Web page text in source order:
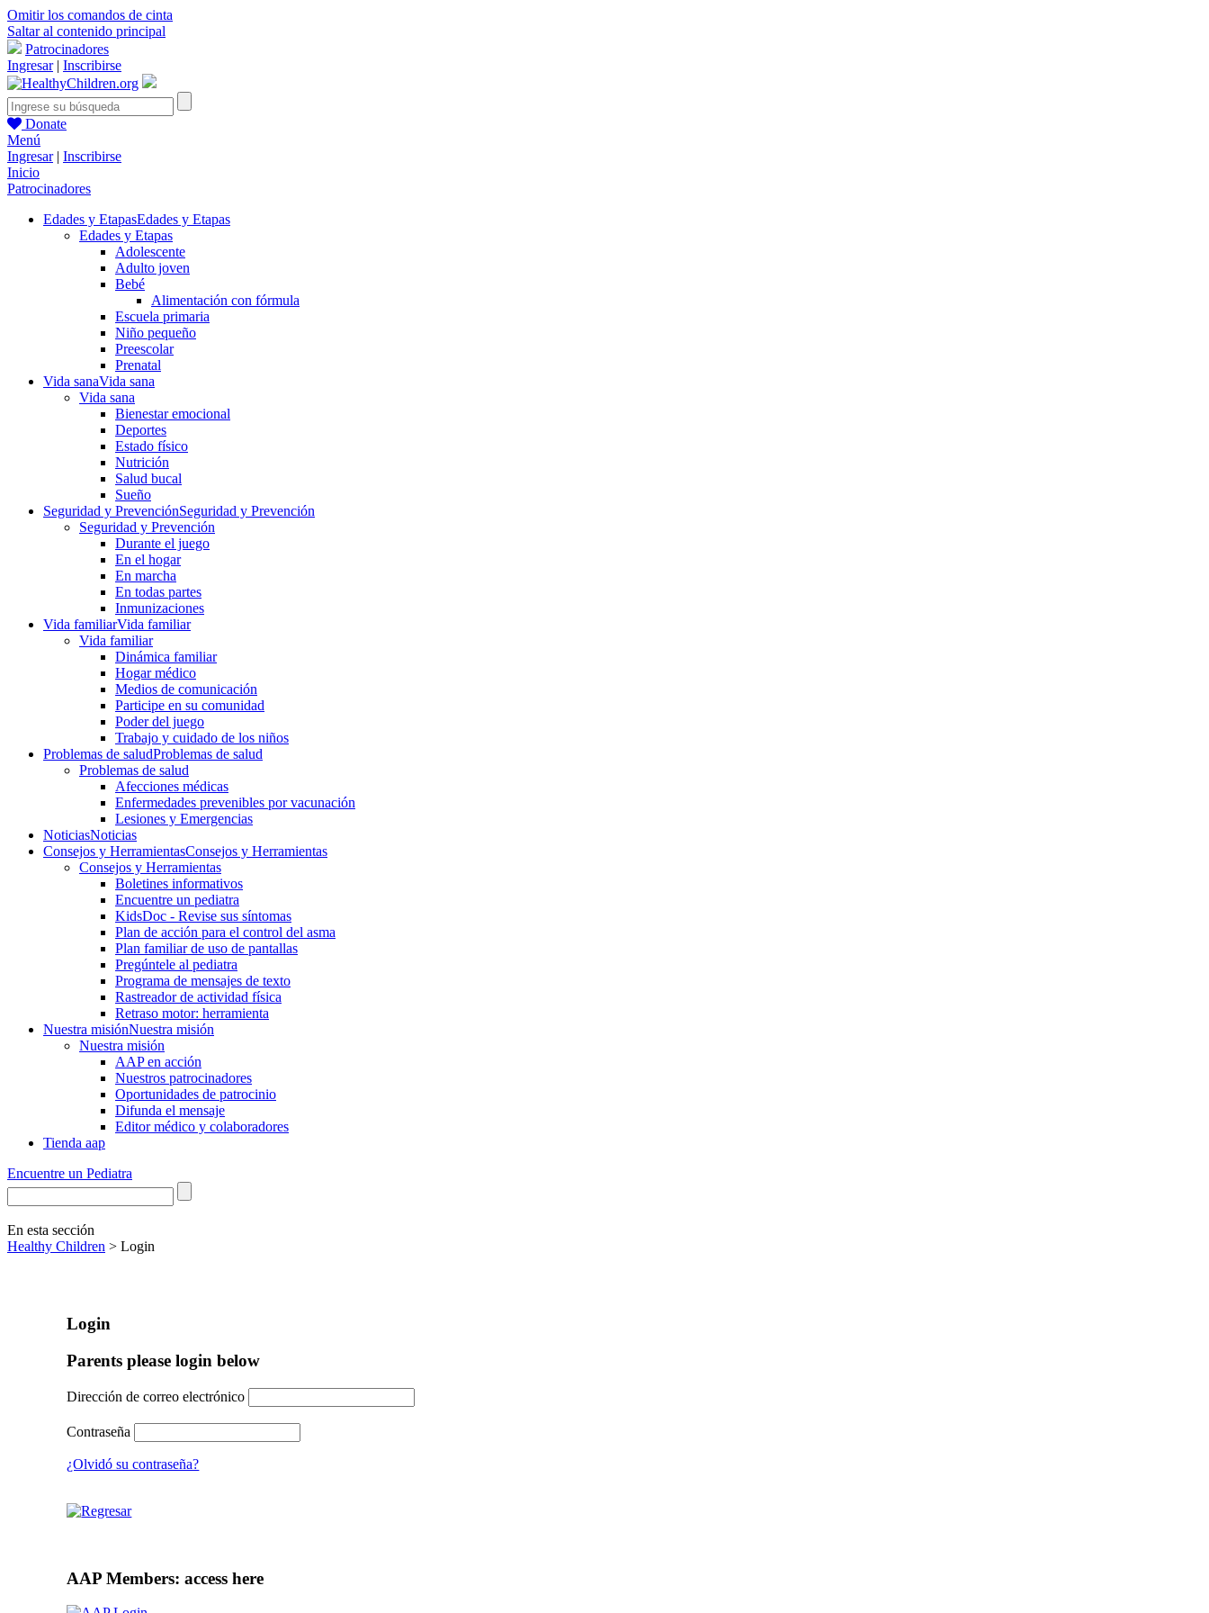
Omitir los comandos de cinta
Saltar al contenido principal
Patrocinadores
Ingresar| Inscribirse
Donate
Menú
Ingresar| Inscribirse
Inicio
Patrocinadores
Edades y EtapasEdades y Etapas
Edades y Etapas
Adolescente
Adulto joven
Bebé
Alimentación con fórmula
Escuela primaria
Niño pequeño
Preescolar
Prenatal
Vida sanaVida sana
Vida sana
Bienestar emocional
Deportes
Estado físico
Nutrición
Salud bucal
Sueño
Seguridad y PrevenciónSeguridad y Prevención
Seguridad y Prevención
Durante el juego
En el hogar
En marcha
En todas partes
Inmunizaciones
Vida familiarVida familiar
Vida familiar
Dinámica familiar
Hogar médico
Medios de comunicación
Participe en su comunidad
Poder del juego
Trabajo y cuidado de los niños
Problemas de saludProblemas de salud
Problemas de salud
Afecciones médicas
Enfermedades prevenibles por vacunación
Lesiones y Emergencias
NoticiasNoticias
Consejos y HerramientasConsejos y Herramientas
Consejos y Herramientas
Boletines informativos
Encuentre un pediatra
KidsDoc - Revise sus síntomas
Plan de acción para el control del asma
Plan familiar de uso de pantallas
Pregúntele al pediatra
Programa de mensajes de texto
Rastre​​ador de activida​d física
Retraso motor: herramienta
Nuestra misiónNuestra misión
Nuestra misión
AAP en acción
Nuestros patrocinadores
Oportunidades de patrocinio
Difunda el mensaje
Editor médico y colaboradores
Tienda aap
Encuentre un Pediatra
En esta sección
Healthy Children > Login
Login
Parents please login below
Dirección de correo electrónico
Contraseña
¿Olvidó su contraseña?
AAP Members: access here